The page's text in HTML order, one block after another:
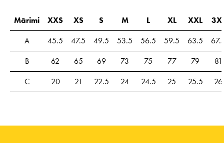
Mărimi XXS XS S M L XL XXL
A
45.5 47.5 49.5 53.5 56.5 59.5 63.5
B
62 65 69 73 75 77 79
81
C
20 21 22.5 24 24.5 25 25.5 26